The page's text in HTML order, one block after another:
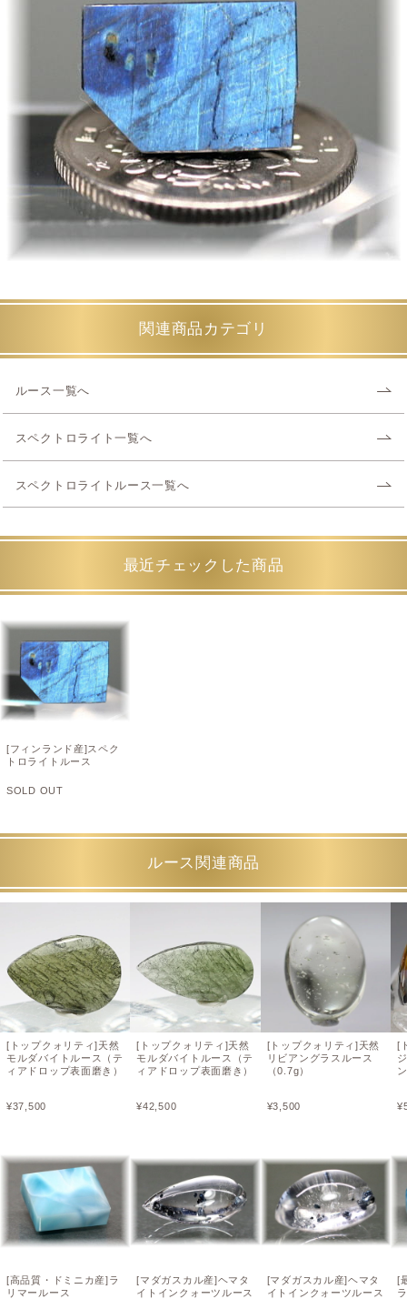
関連商品カテゴリ
ルース一覧へ
スペクトロライト一覧へ
スペクトロライトルース一覧へ
最近チェックした商品
[フィンランド産]スペク
トロライトルース
SOLD OUT
ルース関連商品
[トップクォリティ]天然
モルダバイトルース（テ
ィアドロップ表面磨き）
¥37,500
[高品質・ドミニカ産]ラ
リマールース
[トップクォリティ]天然
モルダバイトルース（テ
ィアドロップ表面磨き）
¥42,500
[マダガスカル産]ヘマタ
イトインクォーツルース
[トップクォリティ]天然
リビアングラスルース
（0.7g）
¥3,500
[マダガスカル産]ヘマタ
イトインクォーツルース
[
¥
[